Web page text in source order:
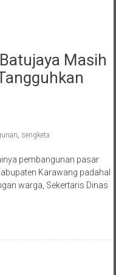
Masih
sengketa
pembangunan pasar
Karawang padahal
warga, Sekertaris Dinas